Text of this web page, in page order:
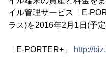
イル管理サービス「E-
ラス)を2016年2月1日(予
「E-PORTER+」 http://